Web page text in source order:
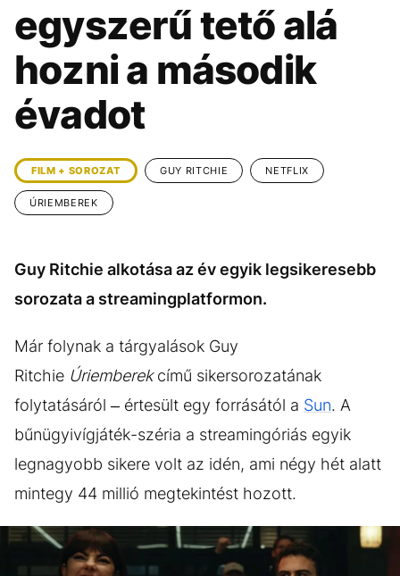
ÉLETMÓD DESIGN
BESZÉLGETÉSEK ARCOK
VIDEÓ
egyszerű tető alá
hozni a második
évadot
FILM + SOROZAT GUY RITCHIE NETFLIX
ÚRIEMBEREK
Guy Ritchie alkotása az év egyik legsikeresebb
sorozata a streamingplatformon.
Már folynak a tárgyalások Guy
Ritchie Úriemberekcímű sikersorozatának
folytatásáról – értesült egy forrásától a Sun. A
bűnügyivígjáték-széria a streamingóriás egyik
legnagyobb sikere volt az idén, ami négy hét alatt
mintegy 44 millió megtekintést hozott.